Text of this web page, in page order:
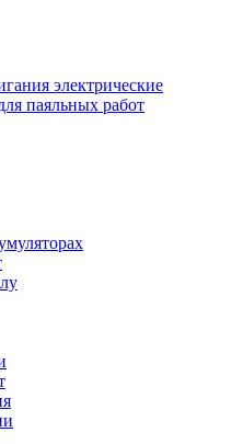
электрические
паяльных работ